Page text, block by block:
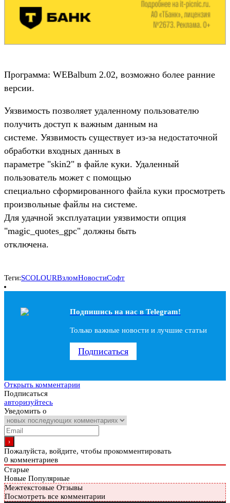
Программа: WEBalbum 2.02, возможно более ранние
версии.
Уязвимость позволяет удаленному пользователю
получить доступ к важным данным на
системе. Уязвимость существует из-за недостаточной
обработки входных данных в
параметре "skin2" в файле куки. Удаленный
пользователь может с помощью
специально сформированного файла куки просмотреть
произвольные файлы на системе.
Для удачной эксплуатации уязвимости опция
"magic_quotes_gpc" должны быть
отключена.
Теги:SCOLOURВзломНовостиСофт
Подпишись на наc в Telegram!
Только важные новости и лучшие статьи
Подписаться
Открыть комментарии
Подписаться
авторизуйтесь
Уведомить о
Пожалуйста, войдите, чтобы прокомментировать
0 комментариев
Старые
Новые Популярные
Межтекстовые Отзывы
Посмотреть все комментарии